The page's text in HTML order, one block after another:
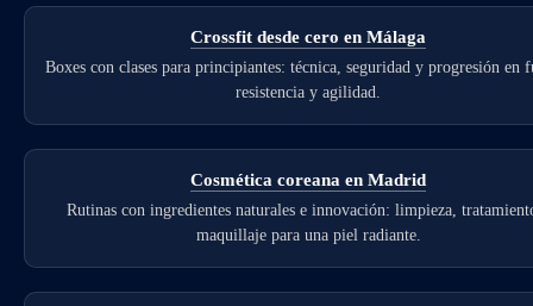
Crossfit desde cero en Málaga
Boxes con clases para principiantes: técnica, seguridad y progresión en
resistencia y agilidad.
Cosmética coreana en Madrid
Rutinas con ingredientes naturales e innovación: limpieza,
maquillaje para una piel radiante.